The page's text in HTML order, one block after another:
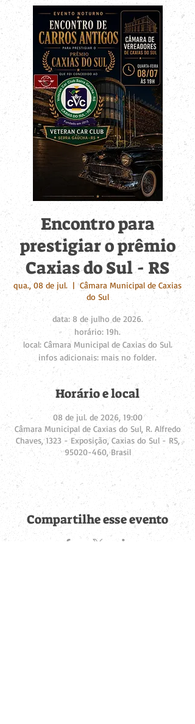
Encontro para
prestigiar o prêmio
Caxias do Sul - RS
qua., 08 de jul.
  |
Câmara Municipal de Caxias
do Sul
data: 8 de julho de 2026.
horário: 19h.
local: Câmara Municipal de Caxias do Sul.
infos adicionais: mais no folder.
Horário e local
08 de jul. de 2026, 19:00
Câmara Municipal de Caxias do Sul, R. Alfredo
Chaves, 1323 - Exposição, Caxias do Sul - RS,
95020-460, Brasil
Compartilhe esse evento